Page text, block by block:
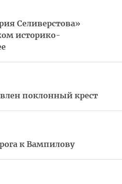
Селиверстова»
историко-
поклонный крест
к Вампилову